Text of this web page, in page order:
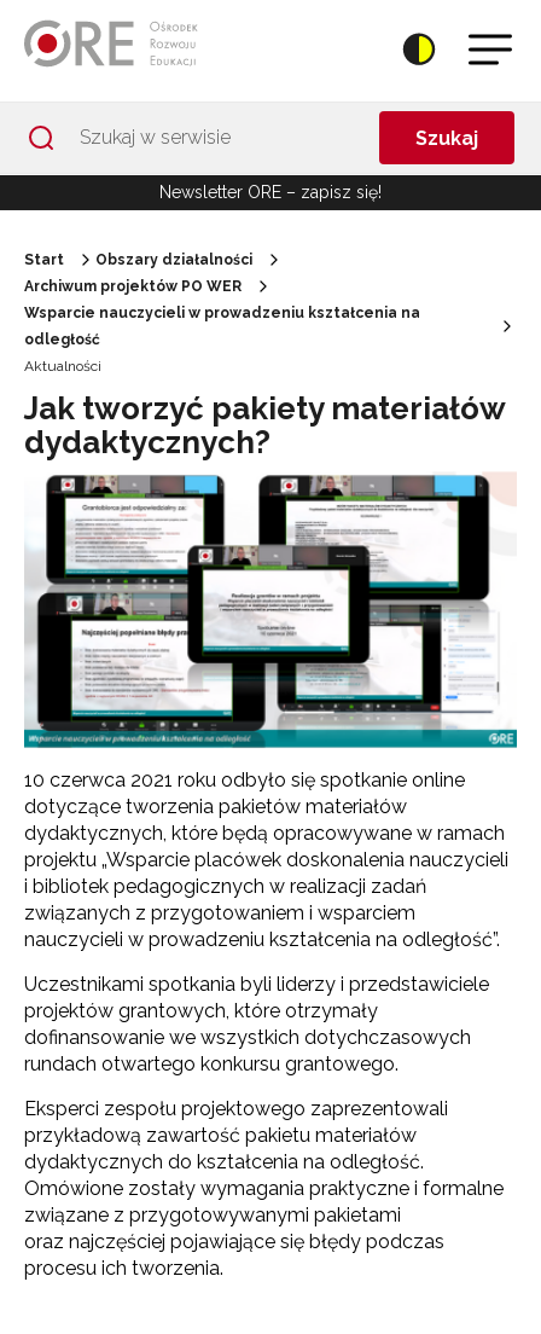
Szukaj
Newsletter ORE – zapisz się!
Start
Obszary działalności
Archiwum projektów PO WER
Wsparcie nauczycieli w prowadzeniu kształcenia na
odległość
Aktualności
Jak tworzyć pakiety materiałów
dydaktycznych?
10 czerwca 2021 roku odbyło się spotkanie online
dotyczące tworzenia pakietów materiałów
dydaktycznych, które będą opracowywane w ramach
projektu „Wsparcie placówek doskonalenia nauczycieli
i bibliotek pedagogicznych w realizacji zadań
związanych z przygotowaniem i wsparciem
nauczycieli w prowadzeniu kształcenia na odległość”.
Uczestnikami spotkania byli liderzy i przedstawiciele
projektów grantowych, które otrzymały
dofinansowanie we wszystkich dotychczasowych
rundach otwartego konkursu grantowego.
Eksperci zespołu projektowego zaprezentowali
przykładową zawartość pakietu materiałów
dydaktycznych do kształcenia na odległość.
Omówione zostały wymagania praktyczne i formalne
związane z przygotowywanymi pakietami
oraz najczęściej pojawiające się błędy podczas
procesu ich tworzenia.